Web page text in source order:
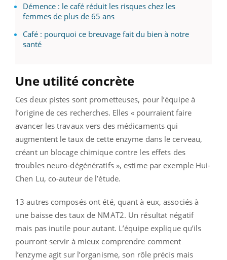
Démence : le café réduit les risques chez les
femmes de plus de 65 ans
Café : pourquoi ce breuvage fait du bien à notre
santé
Une utilité concrète
Ces deux pistes sont prometteuses, pour l’équipe à
l’origine de ces recherches. Elles « pourraient faire
avancer les travaux vers des médicaments qui
augmentent le taux de cette enzyme dans le cerveau,
créant un blocage chimique contre les effets des
troubles neuro-dégénératifs », estime par exemple Hui-
Chen Lu, co-auteur de l’étude.
13 autres composés ont été, quant à eux, associés à
une baisse des taux de NMAT2. Un résultat négatif
mais pas inutile pour autant. L’équipe explique qu’ils
pourront servir à mieux comprendre comment
l’enzyme agit sur l’organisme, son rôle précis mais